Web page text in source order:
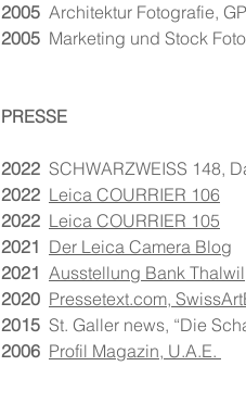
2005 Architektur Fotografie,
2005 Marketing und Stock
PRESSE
2022 SCHWARZWEISS 148,
2022 Leica COURRIER 106
2022 Leica COURRIER 105
2021 Der Leica Camera Blog
2021 Ausstellung Bank Thalwil
2020 Pressetext.com,
2015 St. Galler news, “Die
2006 Profil Magazin, U.A.E.